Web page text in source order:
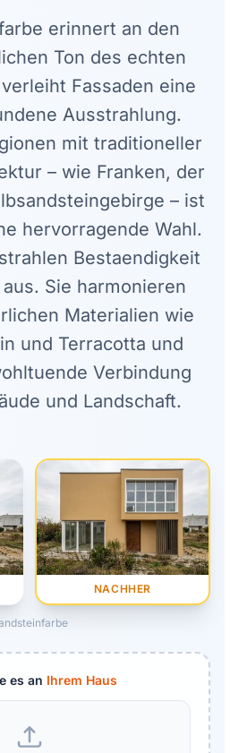
erinnert an den
Ton des echten
Fassaden eine
Ausstrahlung.
mit traditioneller
– wie Franken, der
– ist
hervorragende Wahl.
Bestaendigkeit
Sie harmonieren
Materialien wie
und Terracotta und
Verbindung
und Landschaft.
NACHHER
es an Ihrem Haus